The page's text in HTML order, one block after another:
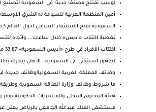
لوسيد تفتتح مصنعًا جديدًا في السعودية لتصنيع
أمين المنظمة العربية للسياحة لـ«الشرق
السعودية تفتح الاستثمار السياحي لدول العالم
تغطية اكتتاب «أديس» خلال ساعات... واتجاه
اكتتاب الأفراد في طرح «أديس السعودية» 33.87 مليون ...
لظهور استثنائي في السعودية.. الأهلي يتحرك
وظائف المملكة العربية السعوديةوظائف جديدة
ما شروط وظائف وزارة الطاقة السعودية وطريقة
هيئة المحتوى المحلي والمشتريات الحكومية
مستشفى الملك عبدالله الجامعي بالرياض يعلن